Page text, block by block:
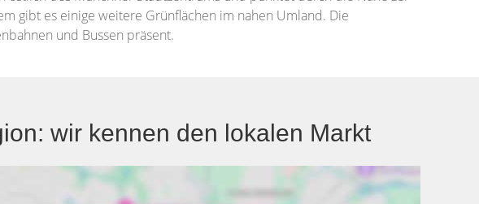
gibt es einige weitere Grünflächen im nahen Umland. Die
und Bussen präsent.
wir kennen den lokalen Markt